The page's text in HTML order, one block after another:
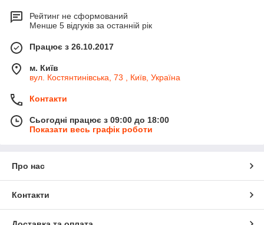
Рейтинг не сформований
Менше 5 відгуків за останній рік
Працює з 26.10.2017
м. Київ
вул. Костянтинівська, 73 , Київ, Україна
Контакти
Сьогодні працює з 09:00 до 18:00
Показати весь графік роботи
Про нас
Контакти